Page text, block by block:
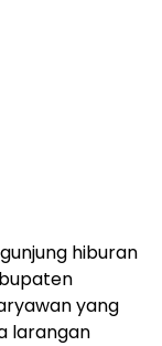
hiburan
yang
larangan